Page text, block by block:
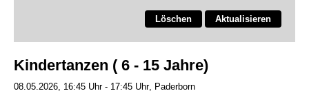
Löschen Aktualisieren
Kindertanzen ( 6 - 15 Jahre)
08.05.2026, 16:45 Uhr - 17:45 Uhr Paderborn